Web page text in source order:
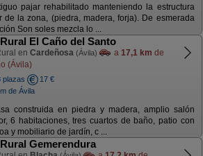
pajar rehabilitado manteniendo la estructura
de la zona, (piedra, madera, forja). De esmerada
Son soles mezcla lo ...
El Caño del Santo
en Cardeñosa (Ávila) a 17,1 km de
(Ávila)
plazas
17 €
de Ávila
construida en piedra y madera, amplio salón
6 habitaciones, tres cuartos de baño, patio con
y mobiliario de jardín, c ...
Gemerendura